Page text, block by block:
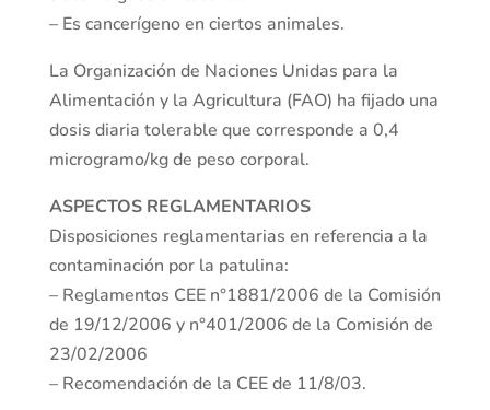
– Es cancerígeno en ciertos animales.
La Organización de Naciones Unidas para la
Alimentación y la Agricultura (FAO) ha fijado una
dosis diaria tolerable que corresponde a 0,4
microgramo/kg de peso corporal.
ASPECTOS REGLAMENTARIOS
Disposiciones reglamentarias en referencia a la
contaminación por la patulina:
– Reglamentos CEE n°1881/2006 de la Comisión
de 19/12/2006 y n°401/2006 de la Comisión de
23/02/2006
– Recomendación de la CEE de 11/8/03.